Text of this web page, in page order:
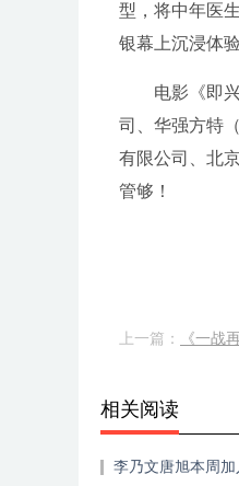
型，将中年医
银幕上沉浸体
电影《即
司、华强方特
有限公司、北
管够！
上一篇： 《一战
相关阅读
李乃文唐旭本周加